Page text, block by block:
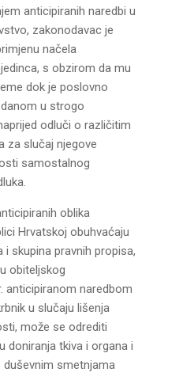
anticipiranih naredbi u
zakonodavac je
načela
s obzirom da mu
dok je poslovno
u strogo
odluči o različitim
za slučaj njegove
samostalnog
oblika
Hrvatskoj obuhvaćaju
skupina pravnih propisa,
obiteljskog
anticipiranom naredbom
u slučaju lišenja
može se odrediti
doniranja tkiva i organa i
smetnjama